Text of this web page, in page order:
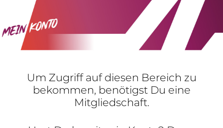
Um Zugriff auf diesen Bereich zu
bekommen, benö­tigst Du eine
Mitgliedschaft.